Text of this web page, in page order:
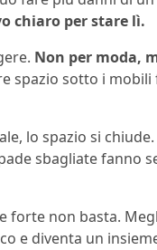
chiaro per stare lì.
Non per moda,
spazio sotto i mobili
lo spazio si
sbagliate fanno
forte non basta.
e diventa un